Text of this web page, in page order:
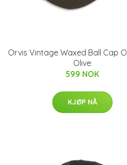
Orvis Vintage Waxed Ball Cap
Olive
599 NOK
KJØP NÅ